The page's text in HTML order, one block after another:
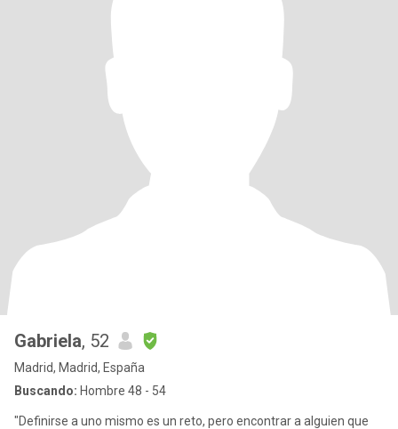
Gabriela, 52
Madrid, Madrid, España
Buscando: Hombre 48 - 54
"Definirse a uno mismo es un reto, pero encontrar a alguien que